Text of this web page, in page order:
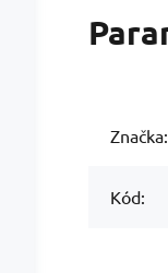
Značka:
Kód: